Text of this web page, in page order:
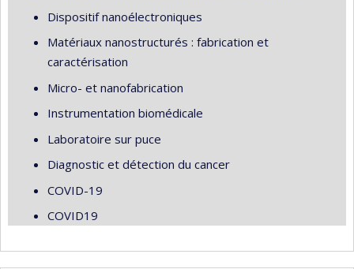
Dispositif nanoélectroniques
Matériaux nanostructurés : fabrication et
caractérisation
Micro- et nanofabrication
Instrumentation biomédicale
Laboratoire sur puce
Diagnostic et détection du cancer
COVID-19
COVID19